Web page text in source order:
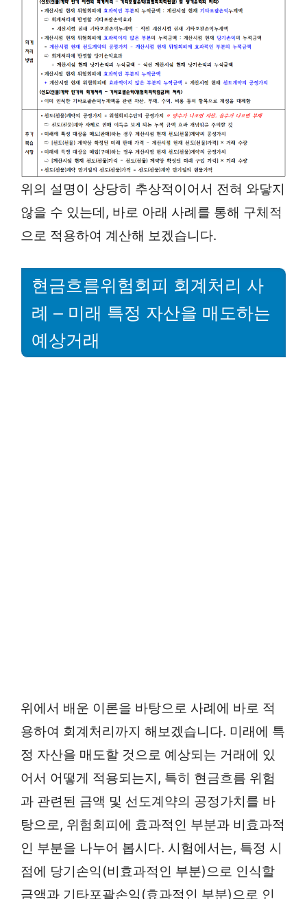
위의 설명이 상당히 추상적이어서 전혀 와닿지
않을 수 있는데, 바로 아래 사례를 통해 구체적
으로 적용하여 계산해 보겠습니다.
현금흐름위험회피 회계처리 사
례 – 미래 특정 자산을 매도하는
예상거래
위에서 배운 이론을 바탕으로 사례에 바로 적
용하여 회계처리까지 해보겠습니다. 미래에 특
정 자산을 매도할 것으로 예상되는 거래에 있
어서 어떻게 적용되는지, 특히 현금흐름 위험
과 관련된 금액 및 선도계약의 공정가치를 바
탕으로, 위험회피에 효과적인 부분과 비효과적
인 부분을 나누어 봅시다. 시험에서는, 특정 시
점에 당기손익(비효과적인 부분)으로 인식할
금액과 기타포괄손익(효과적인 부분)으로 인